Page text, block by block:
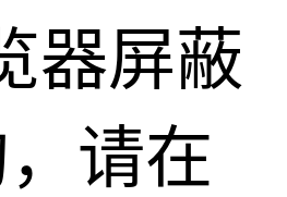
器屏蔽
请在